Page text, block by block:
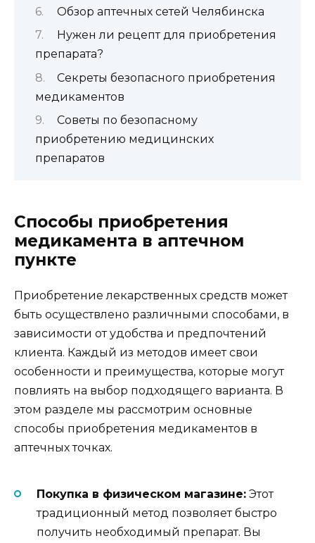
Обзор аптечных сетей Челябинска
Нужен ли рецепт для приобретения
препарата?
Секреты безопасного приобретения
медикаментов
Советы по безопасному
приобретению медицинских
препаратов
Способы приобретения
медикамента в аптечном
пункте
Приобретение лекарственных средств может
быть осуществлено различными способами, в
зависимости от удобства и предпочтений
клиента. Каждый из методов имеет свои
особенности и преимущества, которые могут
повлиять на выбор подходящего варианта. В
этом разделе мы рассмотрим основные
способы приобретения медикаментов в
аптечных точках.
Покупка в физическом магазине: Этот
традиционный метод позволяет быстро
получить необходимый препарат. Вы